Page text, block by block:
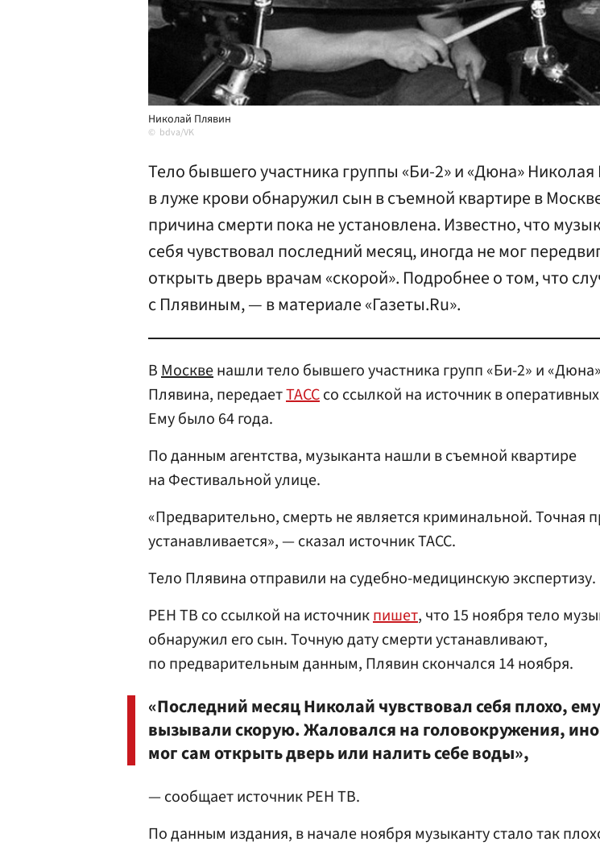
Николай Плявин
bdva/VK
Тело бывшего участника группы «Би-2» и «Дюна»
в луже крови обнаружил сын в съемной квартире в
причина смерти пока не установлена. Известно, что
себя чувствовал последний месяц, иногда не мог
открыть дверь врачам «скорой». Подробнее о том, что
с Плявиным, — в материале «Газеты.Ru».
ВМосквенашли тело бывшего участника групп «Би-2» и
Плявина, передаетТАССсо ссылкой на источник в
Ему было 64 года.
По данным агентства, музыканта нашли в съемной квартире
на Фестивальной улице.
«Предварительно, смерть не является криминальной. Точная
устанавливается», — сказал источник ТАСС.
Тело Плявина отправили на судебно-медицинскую экспертизу.
РЕН ТВ со ссылкой на источникпишет, что 15 ноября тело
обнаружил его сын. Точную дату смерти устанавливают,
по предварительным данным, Плявин скончался 14 ноября.
«Последний месяц Николай чувствовал себя плохо,
вызывали скорую. Жаловался на головокружения,
мог сам открыть дверь или налить себе воды»,
— сообщает источник РЕН ТВ.
По данным издания, в начале ноября музыканту стало так